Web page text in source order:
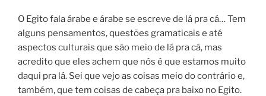
O Egito fala árabe e árabe se escreve de lá pra cá… Tem
alguns pensamentos, questões gramaticais e até
aspectos culturais que são meio de lá pra cá, mas
acredito que eles achem que nós é que estamos muito
daqui pra lá. Sei que vejo as coisas meio do contrário e,
também, que tem coisas de cabeça pra baixo no Egito.